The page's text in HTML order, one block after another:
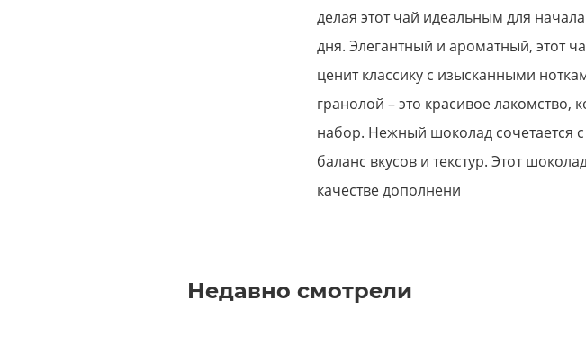
делая этот чай идеальным для
дня. Элегантный и ароматный, этот
ценит классику с изысканными
гранолой – это красивое
набор. Нежный шоколад сочетается
баланс вкусов и текстур. Этот
качестве дополнени
Недавно смотрели